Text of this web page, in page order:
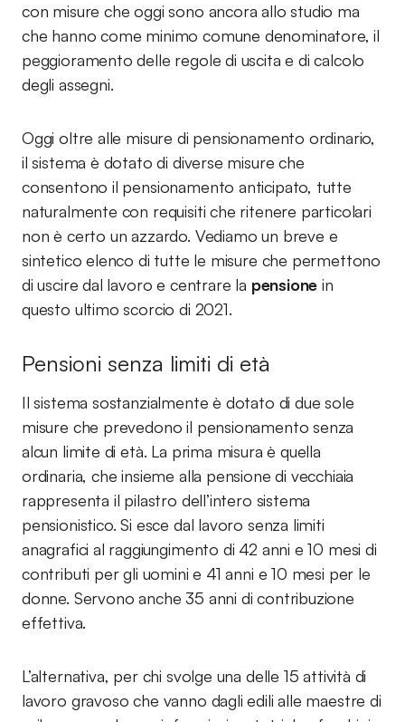
con misure che oggi sono ancora allo studio ma
che hanno come minimo comune denominatore, il
peggioramento delle regole di uscita e di calcolo
degli assegni.
Oggi oltre alle misure di pensionamento ordinario,
il sistema è dotato di diverse misure che
consentono il pensionamento anticipato, tutte
naturalmente con requisiti che ritenere particolari
non è certo un azzardo. Vediamo un breve e
sintetico elenco di tutte le misure che permettono
di uscire dal lavoro e centrare la pensione in
questo ultimo scorcio di 2021.
Pensioni senza limiti di età
Il sistema sostanzialmente è dotato di due sole
misure che prevedono il pensionamento senza
alcun limite di età. La prima misura è quella
ordinaria, che insieme alla pensione di vecchiaia
rappresenta il pilastro dell’intero sistema
pensionistico. Si esce dal lavoro senza limiti
anagrafici al raggiungimento di 42 anni e 10 mesi di
contributi per gli uomini e 41 anni e 10 mesi per le
donne. Servono anche 35 anni di contribuzione
effettiva.
L’alternativa, per chi svolge una delle 15 attività di
lavoro gravoso che vanno dagli edili alle maestre di